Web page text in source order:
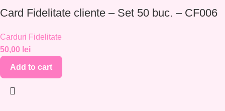
Card Fidelitate cliente – Set 50 buc. – CF006
Carduri Fidelitate
50,00 lei
Add to cart